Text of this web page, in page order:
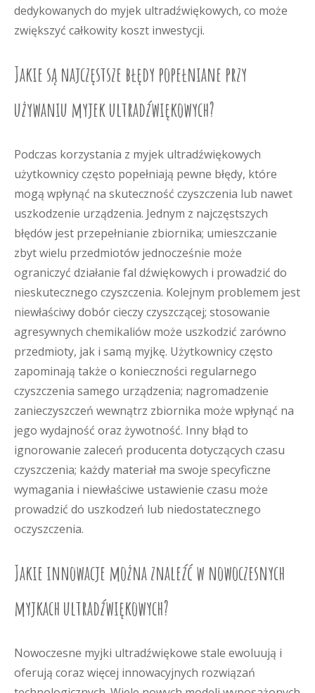
dedykowanych do myjek ultradźwiękowych, co może
zwiększyć całkowity koszt inwestycji.
Jakie są najczęstsze błędy popełniane przy
używaniu myjek ultradźwiękowych?
Podczas korzystania z myjek ultradźwiękowych
użytkownicy często popełniają pewne błędy, które
mogą wpłynąć na skuteczność czyszczenia lub nawet
uszkodzenie urządzenia. Jednym z najczęstszych
błędów jest przepełnianie zbiornika; umieszczanie
zbyt wielu przedmiotów jednocześnie może
ograniczyć działanie fal dźwiękowych i prowadzić do
nieskutecznego czyszczenia. Kolejnym problemem jest
niewłaściwy dobór cieczy czyszczącej; stosowanie
agresywnych chemikaliów może uszkodzić zarówno
przedmioty, jak i samą myjkę. Użytkownicy często
zapominają także o konieczności regularnego
czyszczenia samego urządzenia; nagromadzenie
zanieczyszczeń wewnątrz zbiornika może wpłynąć na
jego wydajność oraz żywotność. Inny błąd to
ignorowanie zaleceń producenta dotyczących czasu
czyszczenia; każdy materiał ma swoje specyficzne
wymagania i niewłaściwe ustawienie czasu może
prowadzić do uszkodzeń lub niedostatecznego
oczyszczenia.
Jakie innowacje można znaleźć w nowoczesnych
myjkach ultradźwiękowych?
Nowoczesne myjki ultradźwiękowe stale ewoluują i
oferują coraz więcej innowacyjnych rozwiązań